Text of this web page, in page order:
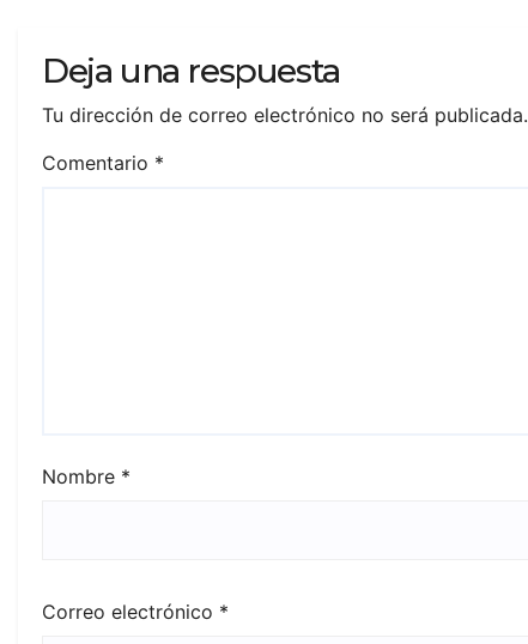
Deja una respuesta
Tu dirección de correo electrónico no será publicada.
Comentario *
Nombre *
Correo electrónico *